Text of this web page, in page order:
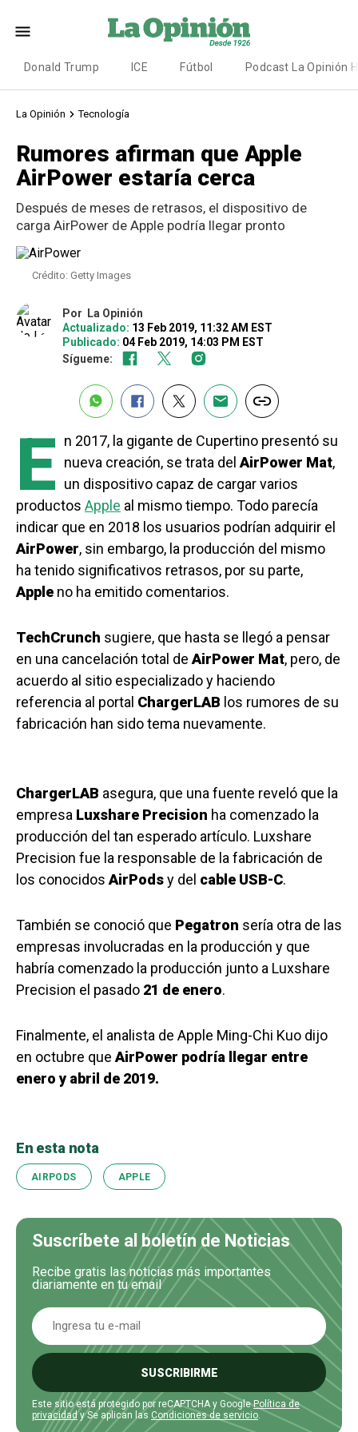
Donald Trump ICE Fútbol Podcast La Opinión
La Opinión Tecnología
Rumores afirman que Apple
AirPower estaría cerca
Después de meses de retrasos, el dispositivo de
carga AirPower de Apple podría llegar pronto
Crédito: Getty Images
Por
La Opinión
Actualizado: 13 Feb 2019, 11:32 AM EST
Publicado: 04 Feb 2019, 14:03 PM EST
Sígueme:
E n 2017, la gigante de Cupertino presentó su
nueva creación, se trata del AirPower Mat,
un dispositivo capaz de cargar varios
productos Apple al mismo tiempo. Todo parecía
indicar que en 2018 los usuarios podrían adquirir el
AirPower, sin embargo, la producción del mismo
ha tenido significativos retrasos, por su parte,
Apple no ha emitido comentarios.
TechCrunch sugiere, que hasta se llegó a pensar
en una cancelación total de AirPower Mat, pero, de
acuerdo al sitio especializado y haciendo
referencia al portal ChargerLAB los rumores de su
fabricación han sido tema nuevamente.
ChargerLAB asegura, que una fuente reveló que la
empresa Luxshare Precision ha comenzado la
producción del tan esperado artículo. Luxshare
Precision fue la responsable de la fabricación de
los conocidos AirPodsy del cable USB-C.
También se conoció que Pegatron sería otra de las
empresas involucradas en la producción y que
habría comenzado la producción junto a Luxshare
Precision el pasado 21 de enero.
Finalmente, el analista de Apple Ming-Chi Kuo dijo
en octubre que AirPower podría llegar entre
enero y abril de 2019.
En esta nota
AIRPODS APPLE
Suscríbete al boletín de Noticias
Recibe gratis las noticias más importantes
diariamente en tu email
SUSCRIBIRME
Este sitio está protegido por reCAPTCHA y GooglePolítica de
privacidady Se aplican las Condiciones de servicio.